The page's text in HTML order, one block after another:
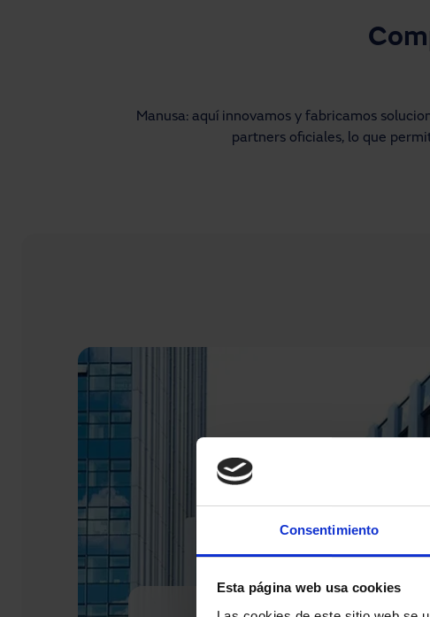
Consentimiento
Esta página web usa cookies
Manusa: aquí innovamos y fabricamos
partners oficiales, lo que